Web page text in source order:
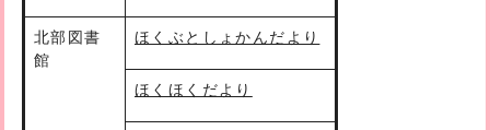
北部図書
館
ほくぶとしょかんだより
ほくほくだより